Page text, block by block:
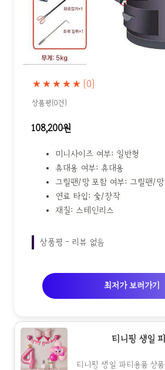
★★★★★ (0)
상품평(0건)
108,200원
미니사이즈 여부: 일반형
휴대용 여부: 휴대용
그릴팬/망 포함 여부: 그릴팬/
연료 타입: 숯/장작
재질: 스테인리스
상품평 - 리뷰 없음
최저가 보러가기
티니핑 생일
티니핑 생일 파티용품 상품